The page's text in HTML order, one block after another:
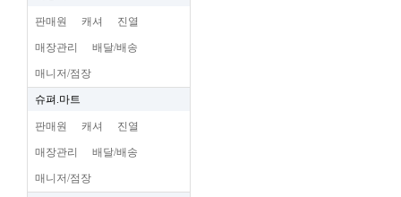
판매원 캐셔 진열
매장관리 배달/배송
매니저/점장
슈펴.마트
판매원 캐셔 진열
매장관리 배달/배송
매니저/점장